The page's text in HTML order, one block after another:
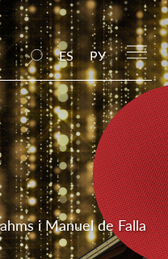
ES РУ
i Manuel de Falla